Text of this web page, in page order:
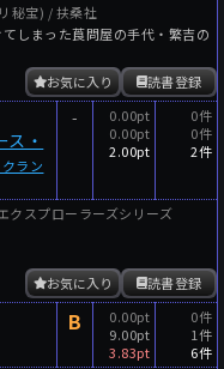
秘宝) / 扶桑社
しまった莨問屋の手代・繁吉の
読書登録
お気に入り
・
クラン
-
0.00pt
0.00pt
2.00pt
0件
0件
2件
クスプローラーズシリーズ
読書登録
お気に入り
B
0.00pt
9.00pt
3.83pt
0件
1件
6件